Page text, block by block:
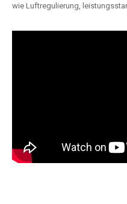
wie Luftregulierung,